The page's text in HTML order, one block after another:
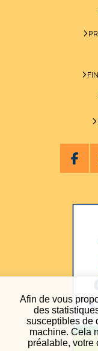
Afin de vous
des
susceptibles de
machine. Cela
préalable, votre